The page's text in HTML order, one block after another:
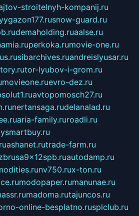
stroitelnyh-kompanij.ru
snow-guard.ru
demaholding.ruaalse.ru
perkoka.rumovie-one.ru
sibarchives.ruandreislyusar.ru
tor-lyubov-i-grom.ru
movieone.ruevro-dez.ru
avtopomosch27.ru
nertansaga.rudelanalad.ru
aria-family.ruroadli.ru
ashanet.rutrade-farm.ru
autodamp.ru
nv750.rux-ton.ru
modopaper.rumanunae.ru
madoma.rutajuncos.ru
online-besplatno.rusplclub.ru